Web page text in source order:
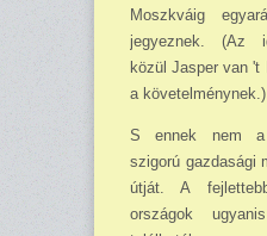
Moszkváig
jegyeznek. (Az
közül Jasper van 't
a követelménynek.)
S ennek nem a
szigorú gazdasági
útját. A
országok